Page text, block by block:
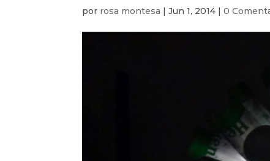
por rosa montesa |Jun 1, 2014 |0